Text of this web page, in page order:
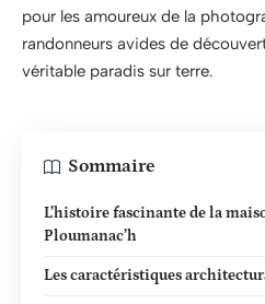
pour les amoureux de la
randonneurs avides de
véritable paradis sur terre.
Sommaire
L’histoire fascinante de la
Ploumanac’h
Les caractéristiques